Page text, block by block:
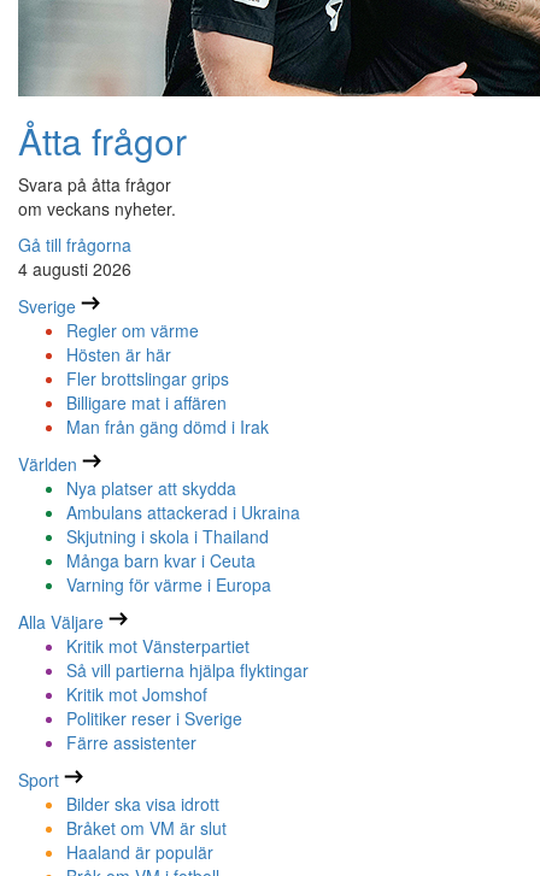
Åtta frågor
Svara på åtta frågor
om veckans nyheter.
Gå till frågorna
4 augusti 2026
Sverige
Regler om värme
Hösten är här
Fler brottslingar grips
Billigare mat i affären
Man från gäng dömd i Irak
Världen
Nya platser att skydda
Ambulans attackerad i Ukraina
Skjutning i skola i Thailand
Många barn kvar i Ceuta
Varning för värme i Europa
Alla Väljare
Kritik mot Vänsterpartiet
Så vill partierna hjälpa flyktingar
Kritik mot Jomshof
Politiker reser i Sverige
Färre assistenter
Sport
Bilder ska visa idrott
Bråket om VM är slut
Haaland är populär